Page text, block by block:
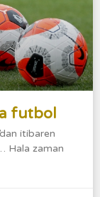
futbol
itibaren
Hala zaman